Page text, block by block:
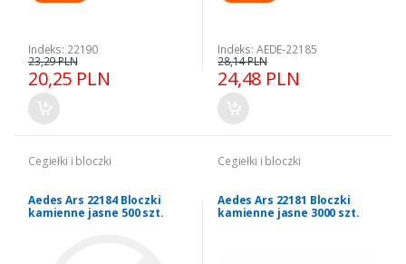
Indeks: 22190
20,25 PLN
23,29 PLN
Indeks: AEDE-22185
24,48 PLN
28,14 PLN
Cegiełki i bloczki
Aedes Ars 22184 Bloczki
kamienne jasne 500 szt.
Cegiełki i bloczki
Aedes Ars 22181 Bloczki
kamienne jasne 3000 szt.